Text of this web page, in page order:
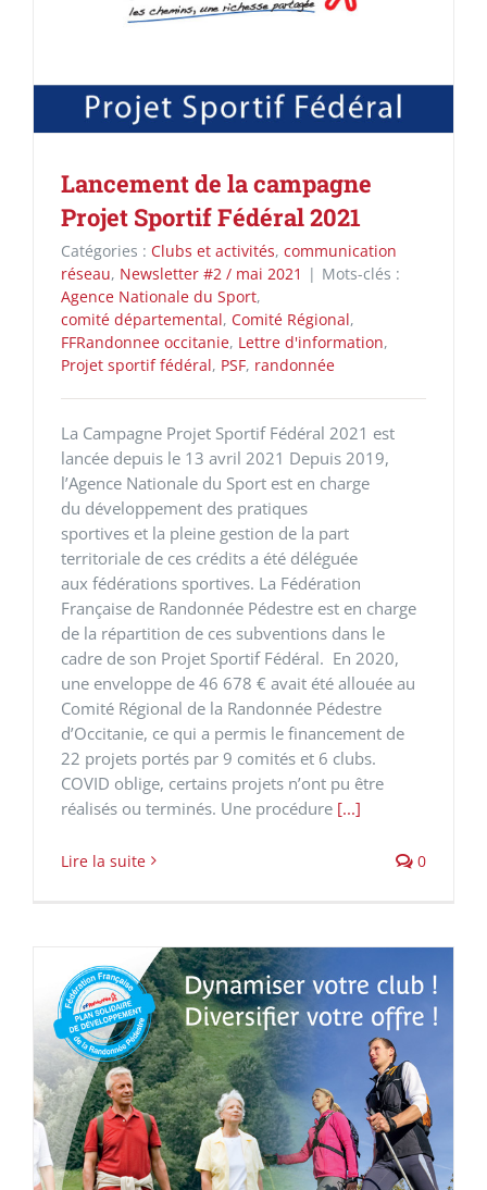
Lancement de la campagne
Projet Sportif Fédéral 2021
Catégories : Clubs et activités, communication
réseau, Newsletter #2 / mai 2021 | Mots-clés :
Agence Nationale du Sport,
comité départemental, Comité Régional,
FFRandonnee occitanie, Lettre d'information,
Projet sportif fédéral, PSF, randonnée
La Campagne Projet Sportif Fédéral 2021 est
lancée depuis le 13 avril 2021 Depuis 2019,
l’Agence Nationale du Sport est en charge
du développement des pratiques
sportives et la pleine gestion de la part
territoriale de ces crédits a été déléguée
aux fédérations sportives. La Fédération
Française de Randonnée Pédestre est en charge
de la répartition de ces subventions dans le
cadre de son Projet Sportif Fédéral. En 2020,
une enveloppe de 46 678 € avait été allouée au
Comité Régional de la Randonnée Pédestre
d’Occitanie, ce qui a permis le financement de
22 projets portés par 9 comités et 6 clubs.
COVID oblige, certains projets n’ont pu être
réalisés ou terminés. Une procédure [...]
Lire la suite 0